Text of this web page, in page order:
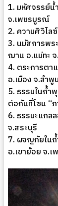
1. มหัศจรรย์น้
จ.เพชรบูรณ์
2. ความศิวิไล
3. นมัสการพร
ฌาน อ.แม่ทะ
4. ตระการตา
อ.เมือง จ.ลำพู
5. ธรรมในถ้ำ
ต่อกันที่โซน “
6. ธรรมะแกล
จ.สระบุรี
7. ผจญภัยในถ้
อ.เขาย้อย จ.เ